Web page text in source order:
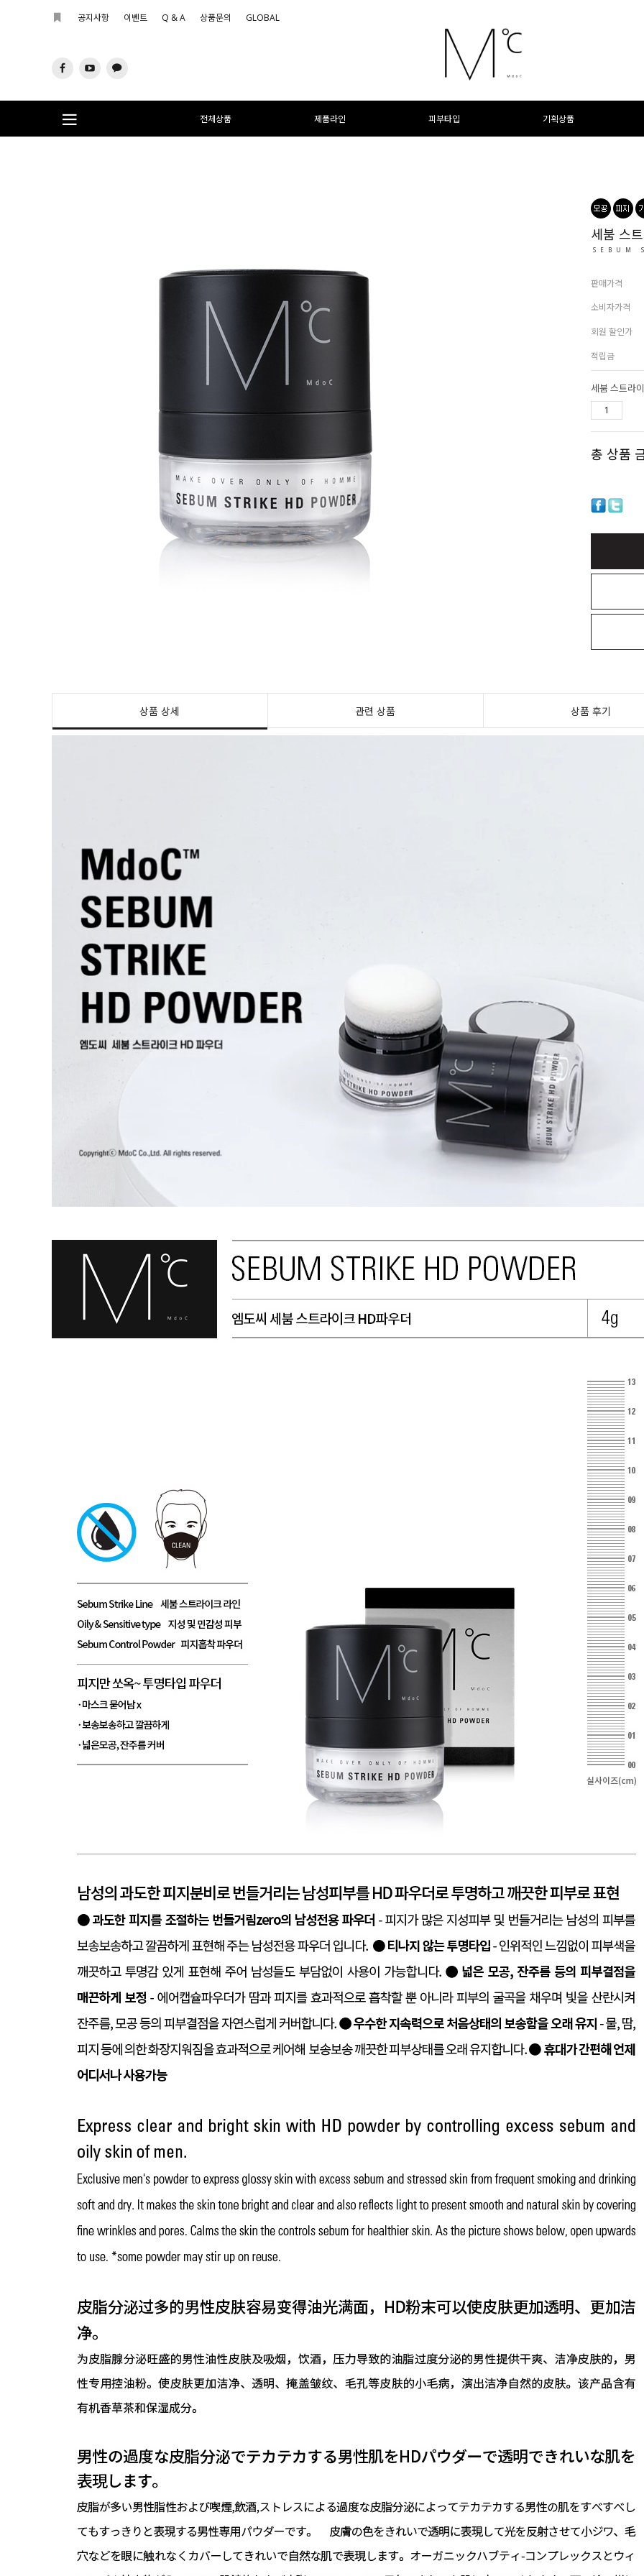
공지사항 이벤트 Q & A 상품문의 GLOBAL
전체상품 제품라인 피부타입 기획상품
세붐 스
SEBUM
판매가격
소비자가격
회원 할인가
적립금
세붐 스트라
총 상품
상품 상세 관련 상품 상품 후기